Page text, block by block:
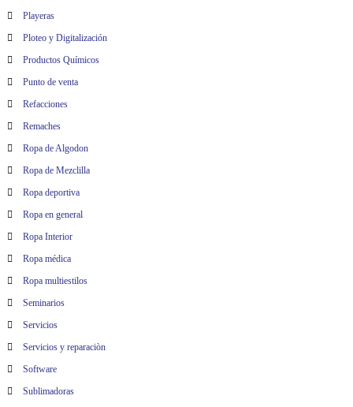
Playeras
Ploteo y Digitalización
Productos Químicos
Punto de venta
Refacciones
Remaches
Ropa de Algodon
Ropa de Mezclilla
Ropa deportiva
Ropa en general
Ropa Interior
Ropa médica
Ropa multiestilos
Seminarios
Servicios
Servicios y reparaciòn
Software
Sublimadoras